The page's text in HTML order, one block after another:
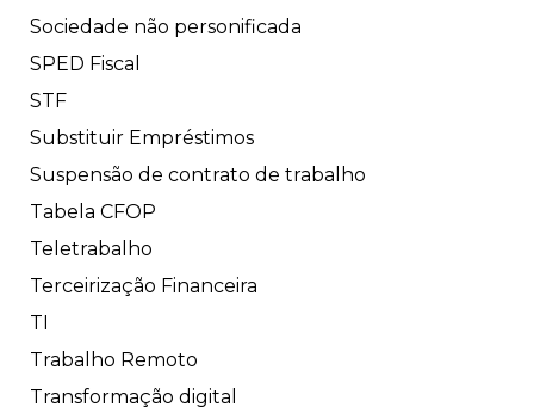
Sociedade não personificada
SPED Fiscal
STF
Substituir Empréstimos
Suspensão de contrato de trabalho
Tabela CFOP
Teletrabalho
Terceirização Financeira
TI
Trabalho Remoto
Transformação digital